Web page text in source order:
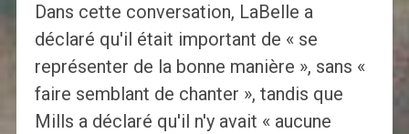
Dans cette conversation, LaBelle a
déclaré qu'il était important de « se
représenter de la bonne manière », sans «
faire semblant de chanter », tandis que
Mills a déclaré qu'il n'y avait « aucune